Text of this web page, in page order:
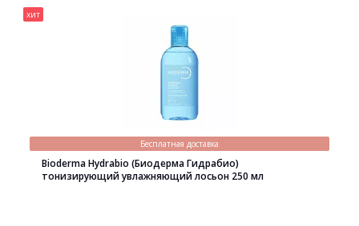
хит
Бесплатная доставка
Bioderma Hydrabio (Биодерма Гидрабио)
тонизирующий увлажняющий лосьон 250 мл